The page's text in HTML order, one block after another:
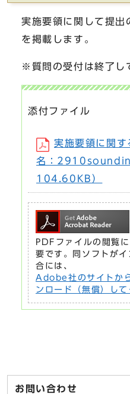
実施要領に関して提出
を掲載します。
※質問の受付は終了し
添付ファイル
実施要領に関
名：
104.60KB）
PDFファイルの閲覧
要です。同ソフトが
合には、
Adobe社のサイトか
ンロード（無償）して
お問い合わせ